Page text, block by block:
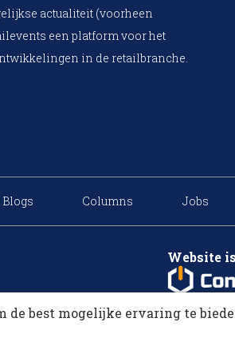
actualiteit (voorheen
een platform voor het
in de retailbranche.
Blogs Columns Jobs
Website
de best mogelijke ervaring te